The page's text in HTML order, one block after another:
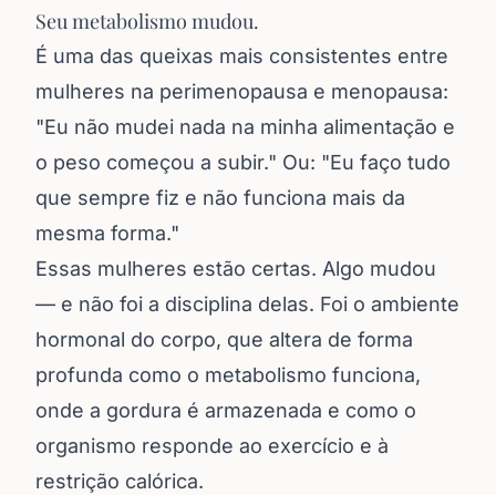
Seu metabolismo mudou.
É uma das queixas mais consistentes entre
mulheres na perimenopausa e menopausa:
"Eu não mudei nada na minha alimentação e
o peso começou a subir." Ou: "Eu faço tudo
que sempre fiz e não funciona mais da
mesma forma."
Essas mulheres estão certas. Algo mudou
— e não foi a disciplina delas. Foi o ambiente
hormonal do corpo, que altera de forma
profunda como o metabolismo funciona,
onde a gordura é armazenada e como o
organismo responde ao exercício e à
restrição calórica.